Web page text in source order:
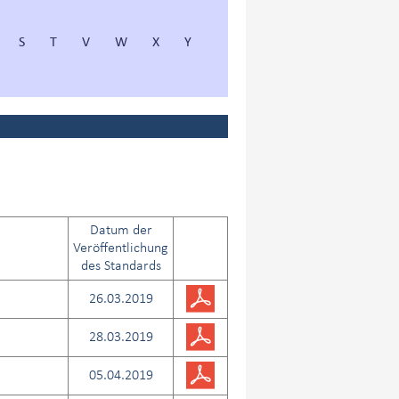
S T V W X
Y
Datum der
Veröffentlichung
des Standards
26.03.2019
28.03.2019
05.04.2019